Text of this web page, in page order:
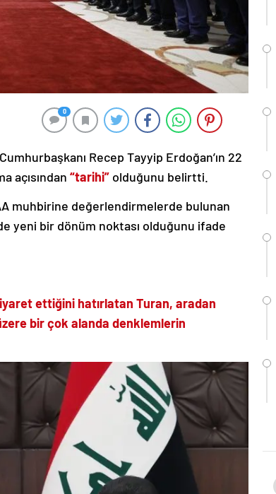
0
Recep Tayyip Erdoğan’ın 22
açısından “tarihi” olduğunu belirtti.
muhbirine değerlendirmelerde bulunan
yeni bir dönüm noktası olduğunu ifade
ziyaret ettiğini hatırlatan Turan, aradan
bir çok alanda denklemlerin